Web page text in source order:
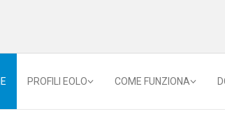
PROFILI EOLO COME FUNZIONA